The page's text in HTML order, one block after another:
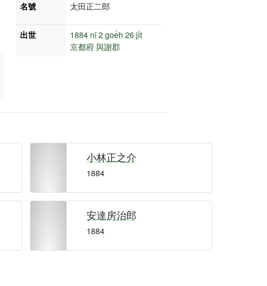
名號 太田正二郎
出世 1884 nî2 goe̍h 26 ji̍t
京都府與謝郡
小林正之介
1884
安達房治郎
1884